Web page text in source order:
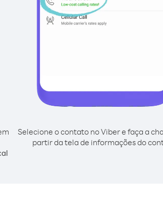
Selecione o contato no Viber e faça a
partir da tela de informações do